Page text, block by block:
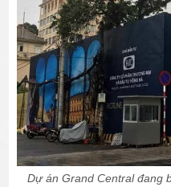
Dự án Grand Central đang